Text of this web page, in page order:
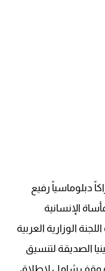
دبلوماسياً رفيع
الإنسانية
الوزارية العربية
الصديقة لتنسيق